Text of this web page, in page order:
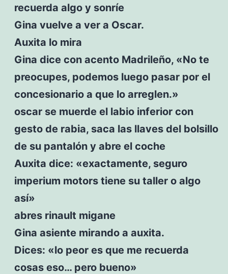
recuerda algo y sonríe
Gina vuelve a ver a Oscar.
Auxita lo mira
Gina dice con acento Madrileño, «No te
preocupes, podemos luego pasar por el
concesionario a que lo arreglen.»
oscar se muerde el labio inferior con
gesto de rabia, saca las llaves del bolsillo
de su pantalón y abre el coche
Auxita dice: «exactamente, seguro
imperium motors tiene su taller o algo
así»
abres rinault migane
Gina asiente mirando a auxita.
Dices: «lo peor es que me recuerda
cosas eso… pero bueno»